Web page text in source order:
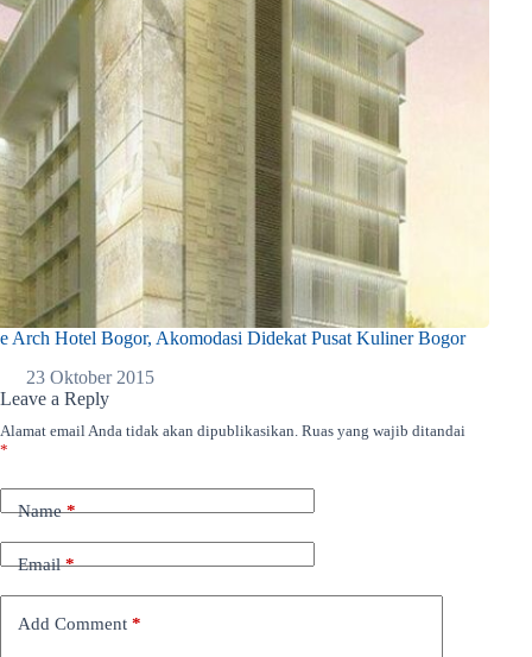
Arch Hotel Bogor, Akomodasi Didekat Pusat Kuliner Bogor
23 Oktober 2015
Leave a Reply
Alamat email Anda tidak akan dipublikasikan. Ruas yang wajib ditandai
*
Name*
Email*
Add Comment *
A
l
r
n